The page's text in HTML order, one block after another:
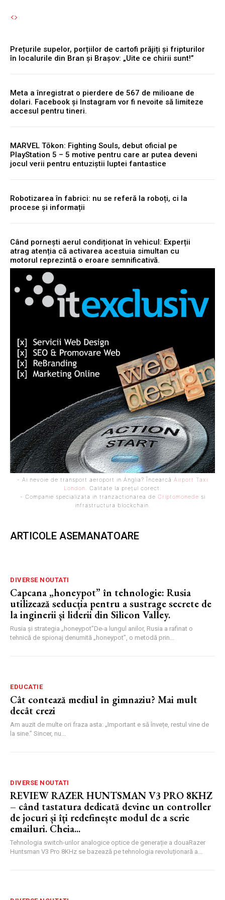
Prețurile supelor, porțiilor de cartofi prăjiți și fripturilor
în localurile din Bran și Brașov: „Uite ce chirii sunt!”
Meta a înregistrat o pierdere de 567 de milioane de
dolari. Facebook și Instagram vor fi nevoite să limiteze
accesul pentru tineri.
MARVEL Tōkon: Fighting Souls, debut oficial pe
PlayStation 5 – 5 motive pentru care ar putea deveni
jocul verii pentru entuziștii luptei fantastice
Robotizarea în fabrici: nu se referă la roboți, ci la
procese și informații
Când pornești aerul condiționat în vehicul: Experții
atrag atenția că activarea acestuia simultan cu
motorul reprezintă o eroare semnificativă.
- Ai nevoie de transport aeroport in Anglia? Încearcă Airport Taxi
London . Calitate la prețul corect.
- Companie specializata in tranzactionarea de Criptomonede si
infrastructura blockchain.
ARTICOLE ASEMANATOARE
DIVERSE NOUTATI
Capcana „honeypot” în tehnologie: Rusia
utilizează seducția pentru a sustrage secrete de
la inginerii și liderii din Silicon Valley.
Rusia și strategia „honeypot”De-a lungul anilor, Rusia a rafinat o
tehnică de spionaj denumită „honeypot”, o metodă prin...
EDUCATIE
Cât contează mediul în gimnaziu? Mai mult
decât crezi
Am auzit de multe ori fraza asta: „Important e să învețe, restul vine de
la sine.” Sincer, nu...
DIVERSE NOUTATI
REVIEW RAZER HUNTSMAN V3 PRO 8KHZ
– când tastatura dedicată devine un controller
de jocuri și îți redefinește modul de a scrie
emailuri. Cheia...
Tehnologia switch-urilor analogice optice de generație a douaRazer
Huntsman V3 Pro 8KHz se bazează pe tehnologia revoluționară a...